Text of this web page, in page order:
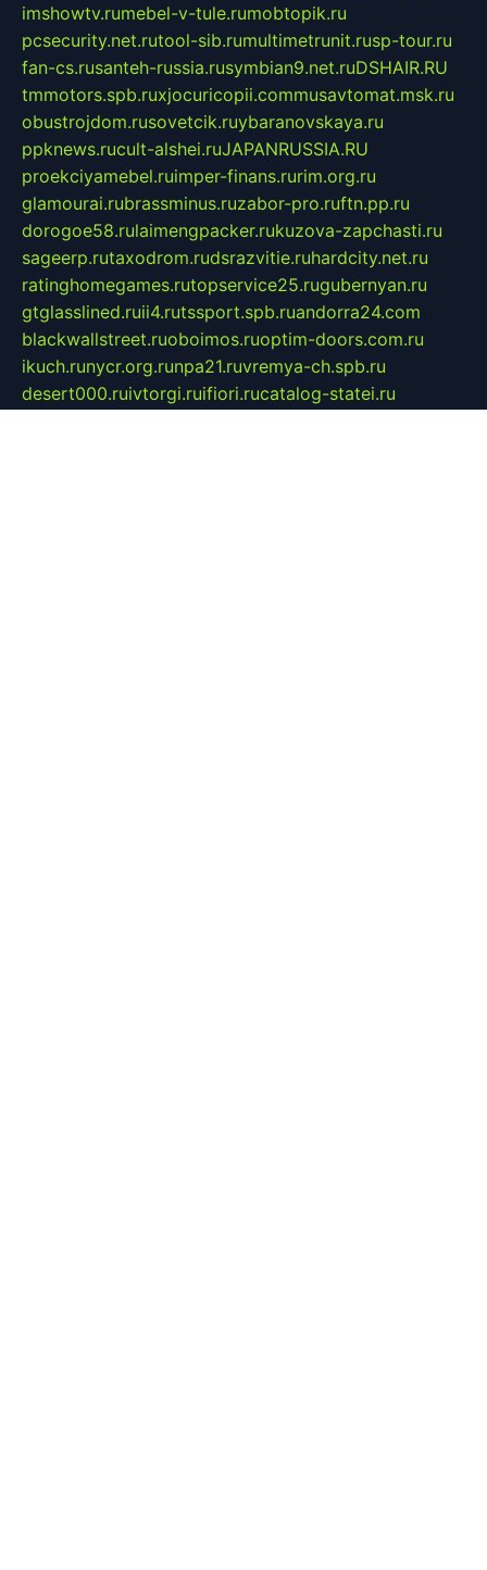
imshowtv.rumebel-v-tule.rumobtopik.ru
pcsecurity.net.rutool-sib.rumultimetrunit.rusp-tour.ru
fan-cs.rusanteh-russia.rusymbian9.net.ruDSHAIR.RU
tmmotors.spb.ruxjocuricopii.commusavtomat.msk.ru
obustrojdom.rusovetcik.ruybaranovskaya.ru
ppknews.rucult-alshei.ruJAPANRUSSIA.RU
proekciyamebel.ruimper-finans.rurim.org.ru
glamourai.rubrassminus.ruzabor-pro.ruftn.pp.ru
dorogoe58.rulaimengpacker.rukuzova-zapchasti.ru
sageerp.rutaxodrom.rudsrazvitie.ruhardcity.net.ru
ratinghomegames.rutopservice25.rugubernyan.ru
gtglasslined.ruii4.rutssport.spb.ruandorra24.com
blackwallstreet.ruoboimos.ruoptim-doors.com.ru
ikuch.runycr.org.runpa21.ruvremya-ch.spb.ru
desert000.ruivtorgi.ruifiori.rucatalog-statei.ru